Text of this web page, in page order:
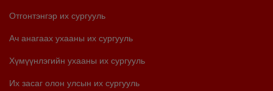
Отгонтэнгэр их сургууль
Ач анагаах ухааны их сургууль
Хүмүүнлэгийн ухааны их сургууль
Их засаг олон улсын их сургууль